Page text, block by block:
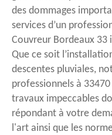
des dommages
services d’un
Couvreur Bordeaux 33
Que ce soit
descentes pluviales,
professionnels à 33470
travaux impeccables
répondant à votre
l'art ainsi que les